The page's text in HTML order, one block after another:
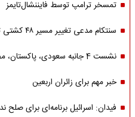
تمسخر ترامپ توسط فایننشال‌تایمز
سنتکام مدعی تغییر مسیر ۴۸ کشتی تجاری شد
نشست 4 جانبه سعودی، پاکستان، مصر و ترکیه درباره تنش ها در منطقه
خبر مهم برای زائران اربعین
فیدان: اسرائیل برنامه‌ای برای صلح